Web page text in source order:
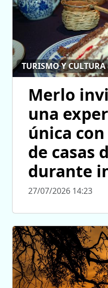
TURISMO Y CULTURA
Merlo
una
única
de casas
durante
27/07/2026 14:23